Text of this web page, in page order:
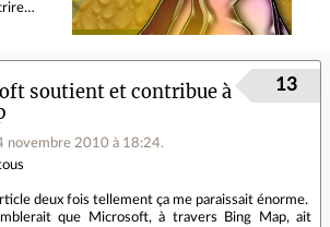
soutient et contribue à
novembre 2010 à 18:24.
13
deux fois tellement ça me paraissait énorme.
que Microsoft, à travers Bing Map, ait